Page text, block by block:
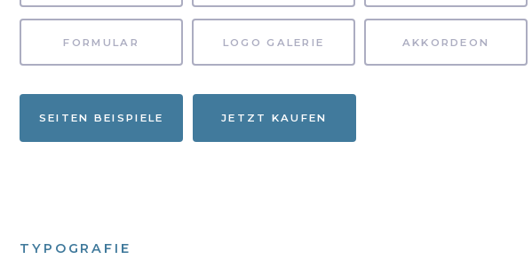
FORMULAR LOGO GALERIE AKKORDEON
SEITEN BEISPIELE JETZT KAUFEN
TYPOGRAFIE